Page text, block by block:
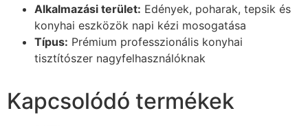
Alkalmazási terület: Edények, poharak, tepsik és
konyhai eszközök napi kézi mosogatása
Típus: Prémium professzionális konyhai
tisztítószer nagyfelhasználóknak
Kapcsolódó termékek